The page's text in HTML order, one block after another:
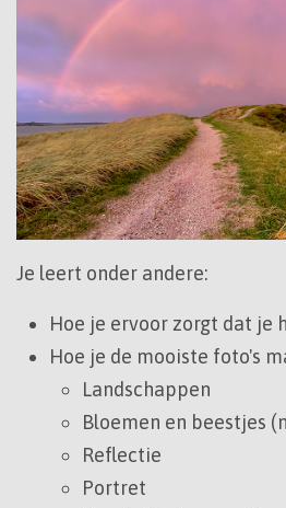
Je leert onder andere:
Hoe je ervoor zorgt dat je
Hoe je de mooiste foto's
Landschappen
Bloemen en beestjes
Reflectie
Portret